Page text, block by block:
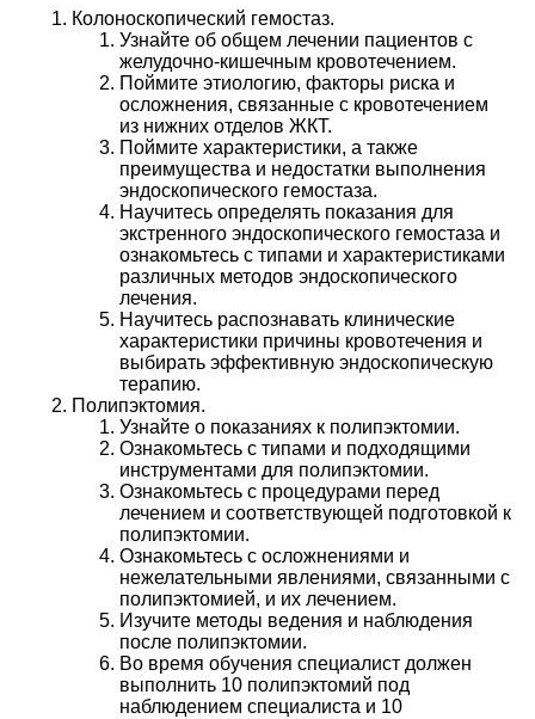
Колоноскопический гемостаз.
Узнайте об общем лечении пациентов с
желудочно-кишечным кровотечением.
Поймите этиологию, факторы риска и
осложнения, связанные с кровотечением
из нижних отделов ЖКТ.
Поймите характеристики, а также
преимущества и недостатки выполнения
эндоскопического гемостаза.
Научитесь определять показания для
экстренного эндоскопического гемостаза и
ознакомьтесь с типами и характеристиками
различных методов эндоскопического
лечения.
Научитесь распознавать клинические
характеристики причины кровотечения и
выбирать эффективную эндоскопическую
терапию.
Полипэктомия.
Узнайте о показаниях к полипэктомии.
Ознакомьтесь с типами и подходящими
инструментами для полипэктомии.
Ознакомьтесь с процедурами перед
лечением и соответствующей подготовкой к
полипэктомии.
Ознакомьтесь с осложнениями и
нежелательными явлениями, связанными с
полипэктомией, и их лечением.
Изучите методы ведения и наблюдения
после полипэктомии.
Во время обучения специалист должен
выполнить 10 полипэктомий под
наблюдением специалиста и 10